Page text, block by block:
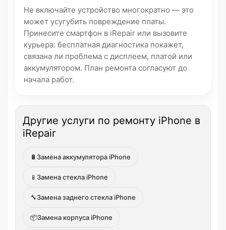
Не включайте устройство многократно — это
может усугубить повреждение платы.
Принесите смартфон в iRepair или вызовите
курьера: бесплатная диагностика покажет,
связана ли проблема с дисплеем, платой или
аккумулятором. План ремонта согласуют до
начала работ.
Другие услуги по ремонту iPhone в
iRepair
🔋 Замена аккумулятора iPhone
📱 Замена стекла iPhone
🔧Замена заднего стекла iPhone
📦Замена корпуса iPhone